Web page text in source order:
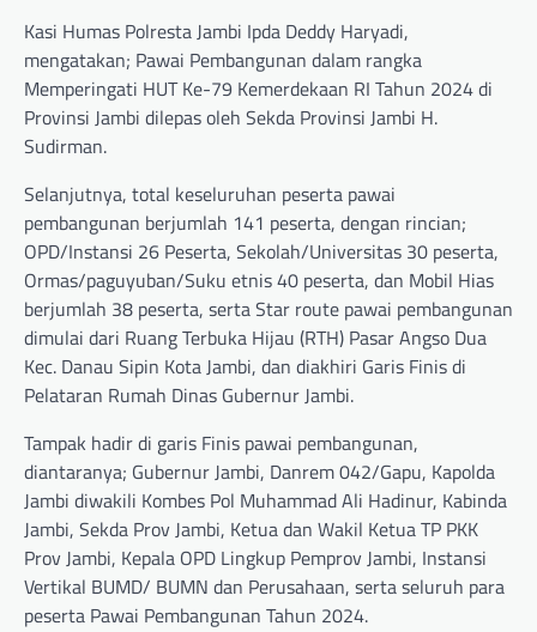
Kasi Humas Polresta Jambi Ipda Deddy Haryadi,
mengatakan; Pawai Pembangunan dalam rangka
Memperingati HUT Ke-79 Kemerdekaan RI Tahun 2024 di
Provinsi Jambi dilepas oleh Sekda Provinsi Jambi H.
Sudirman.
Selanjutnya, total keseluruhan peserta pawai
pembangunan berjumlah 141 peserta, dengan rincian;
OPD/Instansi 26 Peserta, Sekolah/Universitas 30 peserta,
Ormas/paguyuban/Suku etnis 40 peserta, dan Mobil Hias
berjumlah 38 peserta, serta Star route pawai pembangunan
dimulai dari Ruang Terbuka Hijau (RTH) Pasar Angso Dua
Kec. Danau Sipin Kota Jambi, dan diakhiri Garis Finis di
Pelataran Rumah Dinas Gubernur Jambi.
Tampak hadir di garis Finis pawai pembangunan,
diantaranya; Gubernur Jambi, Danrem 042/Gapu, Kapolda
Jambi diwakili Kombes Pol Muhammad Ali Hadinur, Kabinda
Jambi, Sekda Prov Jambi, Ketua dan Wakil Ketua TP PKK
Prov Jambi, Kepala OPD Lingkup Pemprov Jambi, Instansi
Vertikal BUMD/ BUMN dan Perusahaan, serta seluruh para
peserta Pawai Pembangunan Tahun 2024.